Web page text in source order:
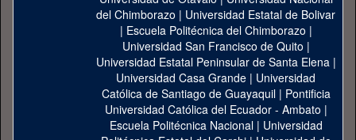
del Chimborazo | Universidad Estatal de Bolivar
| Escuela Politécnica del Chimborazo |
Universidad San Francisco de Quito |
Universidad Estatal Peninsular de Santa Elena|
Universidad Casa Grande | Universidad
Católica de Santiago de Guayaquil| Pontificia
Universidad Católica del Ecuador - Ambato |
Escuela Politécnica Nacional| Universidad